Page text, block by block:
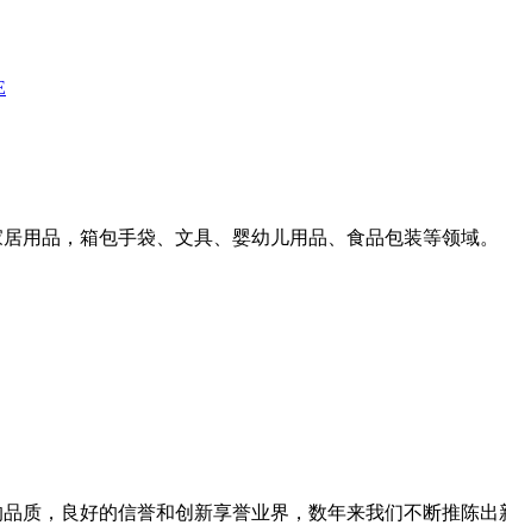
用品，箱包手袋、文具、婴幼儿用品、食品包装等领域。
质，良好的信誉和创新享誉业界，数年来我们不断推陈出